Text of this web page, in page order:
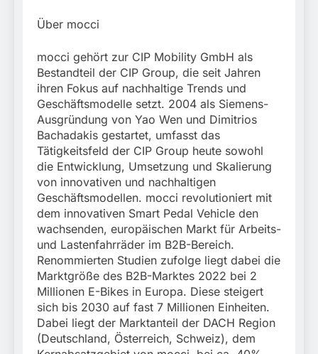
Über mocci
mocci gehört zur CIP Mobility GmbH als
Bestandteil der CIP Group, die seit Jahren
ihren Fokus auf nachhaltige Trends und
Geschäftsmodelle setzt. 2004 als Siemens-
Ausgründung von Yao Wen und Dimitrios
Bachadakis gestartet, umfasst das
Tätigkeitsfeld der CIP Group heute sowohl
die Entwicklung, Umsetzung und Skalierung
von innovativen und nachhaltigen
Geschäftsmodellen. mocci revolutioniert mit
dem innovativen Smart Pedal Vehicle den
wachsenden, europäischen Markt für Arbeits-
und Lastenfahrräder im B2B-Bereich.
Renommierten Studien zufolge liegt dabei die
Marktgröße des B2B-Marktes 2022 bei 2
Millionen E-Bikes in Europa. Diese steigert
sich bis 2030 auf fast 7 Millionen Einheiten.
Dabei liegt der Marktanteil der DACH Region
(Deutschland, Österreich, Schweiz), dem